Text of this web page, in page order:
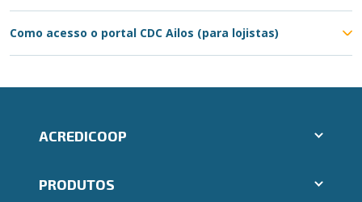
Como acesso o portal CDC Ailos (para lojistas)
ACREDICOOP
Indique um amigo
PRODUTOS